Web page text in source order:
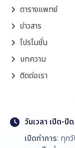
ตารางแพทย์
ข่าวสาร
โปรโมชั่น
บทความ
ติดต่อเรา
วันเวลา เปิด-ปิด
เปิดทำการ: ทุก